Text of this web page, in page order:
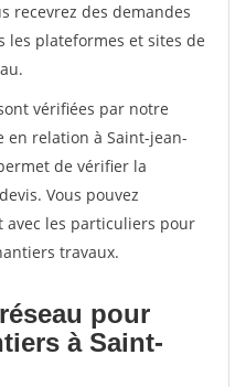
recevrez des demandes
les plateformes et sites de
vérifiées par notre
en relation à Saint-jean-
de vérifier la
Vous pouvez
avec les particuliers pour
travaux.
pour
à Saint-